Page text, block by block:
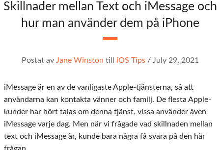
Skillnader mellan Text och iMessage och
hur man använder dem på iPhone
Postat av Jane Winston till iOS Tips/ July 29, 2021
iMessage är en av de vanligaste Apple-tjänsterna, så att
användarna kan kontakta vänner och familj. De flesta Apple-
kunder har hört talas om denna tjänst, vissa använder även
iMessage varje dag. Men när vi frågade vad skillnaden mellan
text och iMessage är, kunde bara några få svara på den här